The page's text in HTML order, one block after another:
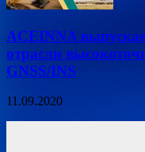
ACEINNA
отрасли
GNSS/INS
11.09.2020